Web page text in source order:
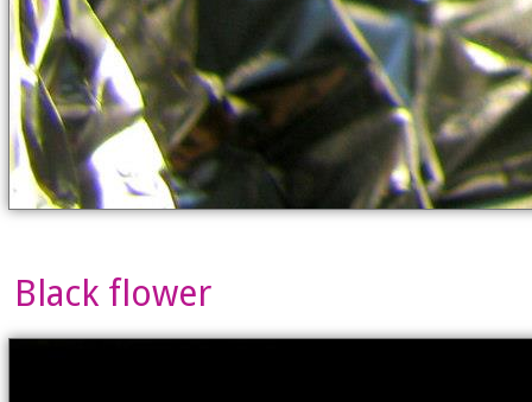
Black flower